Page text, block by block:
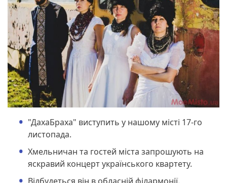
"ДахаБраха" виступить у нашому місті 17-го
листопада.
Хмельничан та гостей міста запрошують на
яскравий концерт українського квартету.
Відбудеться він в обласній філармонії.